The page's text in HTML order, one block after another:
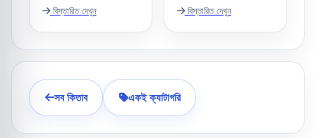
বিস্তারিত দেখুন বিস্তারিত দেখুন
সব কিতাব একই ক্যাটাগরি